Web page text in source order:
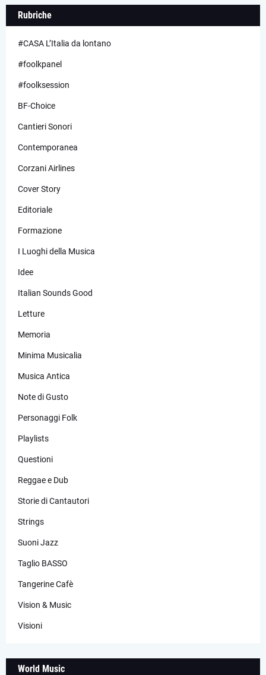
Rubriche
#CASA L’Italia da lontano
#foolkpanel
#foolksession
BF-Choice
Cantieri Sonori
Contemporanea
Corzani Airlines
Cover Story
Editoriale
Formazione
I Luoghi della Musica
Idee
Italian Sounds Good
Letture
Memoria
Minima Musicalia
Musica Antica
Note di Gusto
Personaggi Folk
Playlists
Questioni
Reggae e Dub
Storie di Cantautori
Strings
Suoni Jazz
Taglio BASSO
Tangerine Cafè
Vision & Music
Visioni
World Music